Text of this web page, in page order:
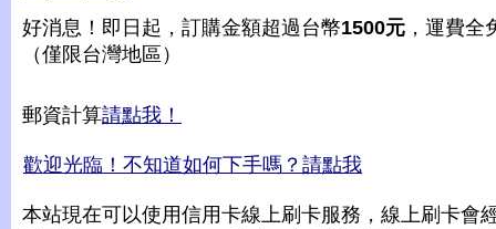
好消息！即日起，訂購金額超過台幣1500元 ，運費全
（僅限台灣地區）
郵資計算請點我！
歡迎光臨！不知道如何下手嗎？請點我
本站現在可以使用信用卡線上刷卡服務，線上刷卡會